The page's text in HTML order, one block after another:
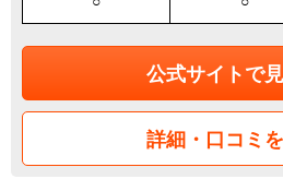
公式サイトで
詳細・口コミ